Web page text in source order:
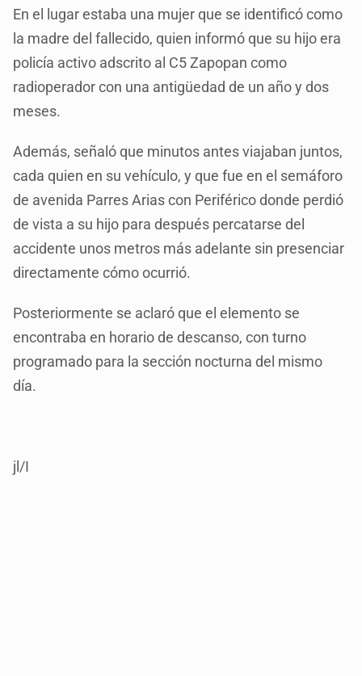
En el lugar estaba una mujer que se identificó como
la madre del fallecido, quien informó que su hijo era
policía activo adscrito al C5 Zapopan como
radioperador con una antigüedad de un año y dos
meses.
Además, señaló que minutos antes viajaban juntos,
cada quien en su vehículo, y que fue en el semáforo
de avenida Parres Arias con Periférico donde perdió
de vista a su hijo para después percatarse del
accidente unos metros más adelante sin presenciar
directamente cómo ocurrió.
Posteriormente se aclaró que el elemento se
encontraba en horario de descanso, con turno
programado para la sección nocturna del mismo
día.
jl/I